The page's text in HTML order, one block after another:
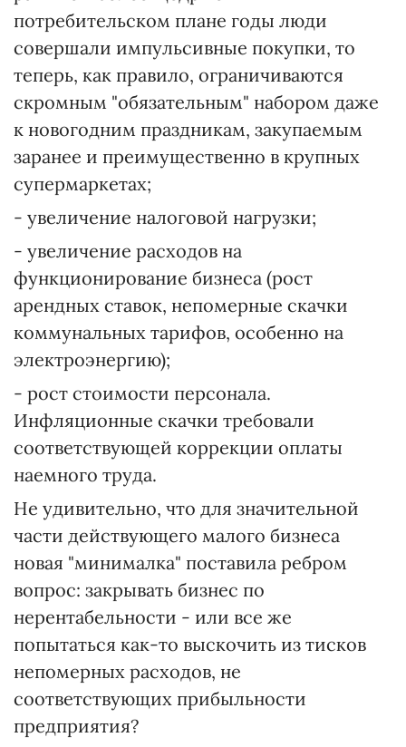
потребительском плане годы люди
совершали импульсивные покупки, то
теперь, как правило, ограничиваются
скромным "обязательным" набором даже
к новогодним праздникам, закупаемым
заранее и преимущественно в крупных
супермаркетах;
- увеличение налоговой нагрузки;
- увеличение расходов на
функционирование бизнеса (рост
арендных ставок, непомерные скачки
коммунальных тарифов, особенно на
электроэнергию);
- рост стоимости персонала.
Инфляционные скачки требовали
соответствующей коррекции оплаты
наемного труда.
Не удивительно, что для значительной
части действующего малого бизнеса
новая "минималка" поставила ребром
вопрос: закрывать бизнес по
нерентабельности - или все же
попытаться как-то выскочить из тисков
непомерных расходов, не
соответствующих прибыльности
предприятия?